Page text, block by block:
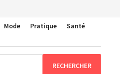
Mode Pratique
Santé